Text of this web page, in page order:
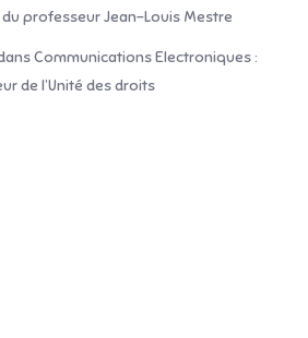
professeur Jean-Louis Mestre
Communications Electroniques :
de l’Unité des droits